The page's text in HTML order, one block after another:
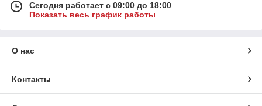
Сегодня работает с 09:00 до 18:00
Показать весь график работы
О нас
Контакты